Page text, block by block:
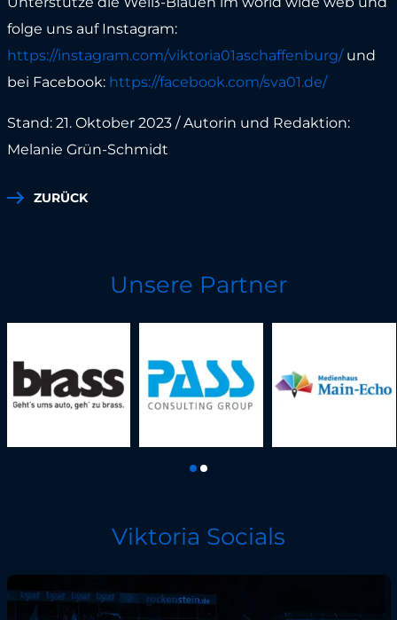
folge uns auf Instagram:
https://instagram.com/viktoria01aschaffenburg/und
bei Facebook: https://facebook.com/sva01.de/
Stand: 21. Oktober 2023 / Autorin und Redaktion:
Melanie Grün-Schmidt
ZURÜCK
Unsere Partner
Viktoria Socials